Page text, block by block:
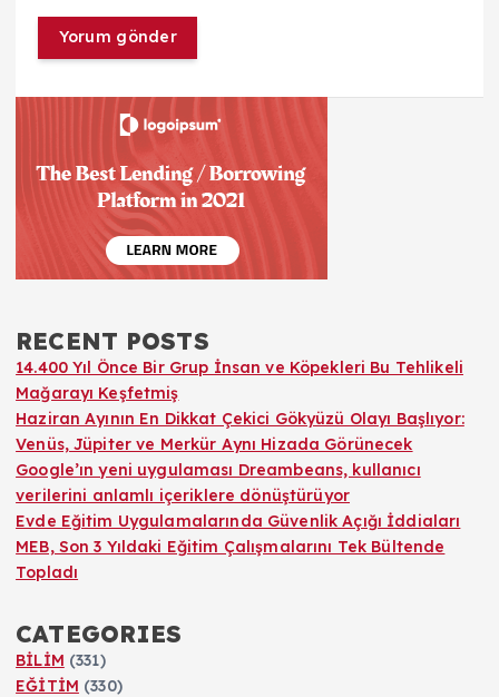
RECENT POSTS
14.400 Yıl Önce Bir Grup İnsan ve Köpekleri Bu Tehlikeli
Mağarayı Keşfetmiş
Haziran Ayının En Dikkat Çekici Gökyüzü Olayı Başlıyor:
Venüs, Jüpiter ve Merkür Aynı Hizada Görünecek
Google’ın yeni uygulaması Dreambeans, kullanıcı
verilerini anlamlı içeriklere dönüştürüyor
Evde Eğitim Uygulamalarında Güvenlik Açığı İddiaları
MEB, Son 3 Yıldaki Eğitim Çalışmalarını Tek Bültende
Topladı
CATEGORIES
BİLİM (331)
EĞİTİM (330)